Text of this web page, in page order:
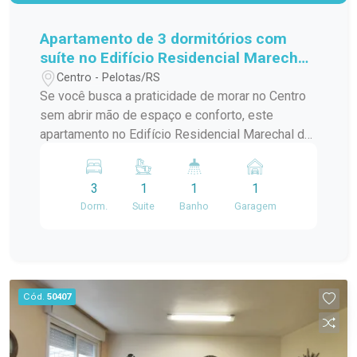
Apartamento de 3 dormitórios com
suíte no Edifício Residencial Marechal
de Ferro - Centro - Pelotas
Centro - Pelotas/RS
Se você busca a praticidade de morar no Centro
sem abrir mão de espaço e conforto, este
apartamento no Edifício Residencial Marechal de
amplos, bem distribuídos e funcionais, o imóvel
oferece uma rotina mais prática para toda a
família, em uma das localizações mais
Receita Federal, o apartamento está inserido em
uma das regiões mais completas de Pelotas.
Além da excelente mobilidade, você terá fácil
acesso a supermercados, farmácias, bancos,
3
Dorm.
1
Suite
1
Banho
1
Garagem
Cód. 50407